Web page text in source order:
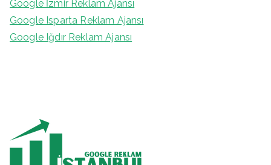
Google İzmir Reklam Ajansı
Google Isparta Reklam Ajansı
Google Iğdır Reklam Ajansı